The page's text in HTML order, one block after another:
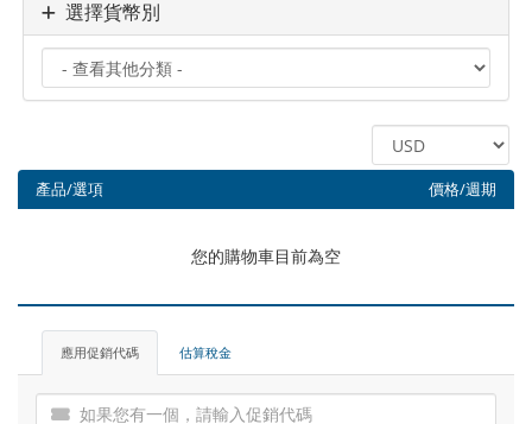
選擇貨幣別
產品/選項 價格/週期
您的購物車目前為空
應用促銷代碼 估算稅金